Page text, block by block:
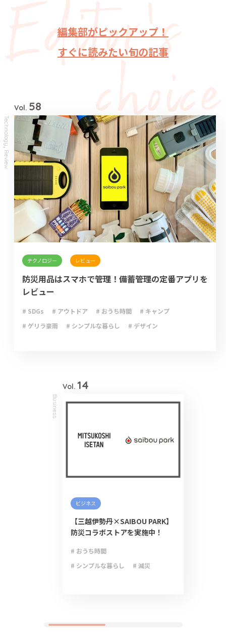
編集部がピックアップ！
すぐに読みたい旬の記事
Technology
,
Review
Vol. 58
テクノロジー レビュー
防災用品はスマホで管理！備蓄管理の定番アプリを
レビュー
# SDGs # アウトドア # おうち時間
# キャンプ
# ゲリラ豪雨
# シンプルな暮らし
# デザイン
Business
Vol. 14
ビジネス
【三越伊勢丹×SAIBOU PARK】
防災コラボストアを実施中！
# おうち時間
# シンプルな暮らし
# 減災